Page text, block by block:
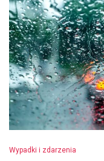
Wypadki i zdarzenia